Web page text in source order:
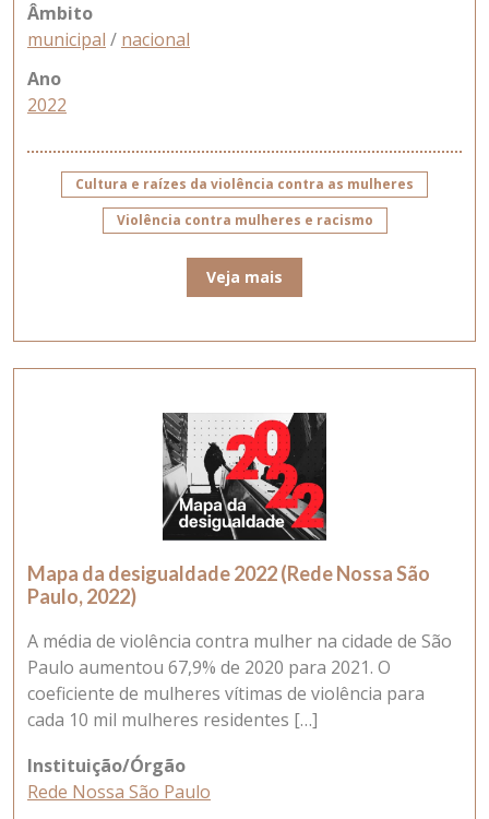
Âmbito
municipal / nacional
Ano
2022
Cultura e raízes da violência contra as mulheres
Violência contra mulheres e racismo
Veja mais
Mapa da desigualdade 2022 (Rede Nossa São
Paulo, 2022)
A média de violência contra mulher na cidade de São
Paulo aumentou 67,9% de 2020 para 2021. O
coeficiente de mulheres vítimas de violência para
cada 10 mil mulheres residentes […]
Instituição/Órgão
Rede Nossa São Paulo